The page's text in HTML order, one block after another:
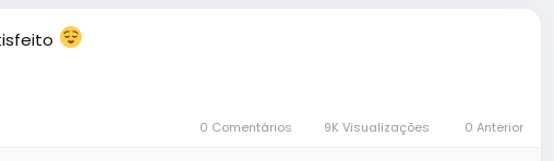
0 Comentários 9K Visualizações 0 Anterior